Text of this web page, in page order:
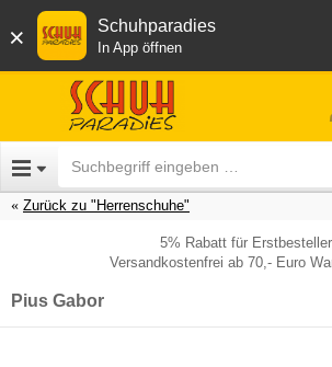
× Schuhparadies
In App öffnen
Zurück zu "Herrenschuhe"
5% Rabatt für Erstbesteller
Versandkostenfrei ab 70,- Euro
Pius Gabor